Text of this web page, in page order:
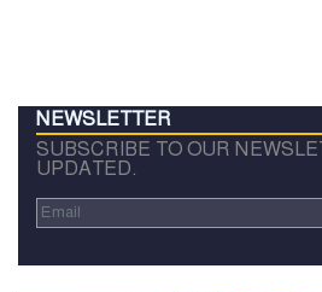
NEWSLETTER
SUBSCRIBE TO OUR
UPDATED.